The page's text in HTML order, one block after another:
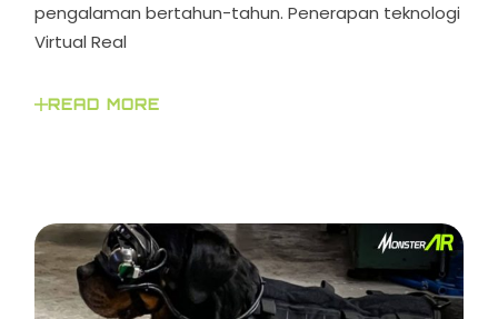
pengalaman bertahun-tahun. Penerapan teknologi
Virtual Real
READ MORE